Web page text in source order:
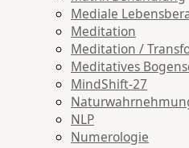
Mediale
Meditation
Meditation /
Meditatives
MindShift-27
NLP
Numerologie